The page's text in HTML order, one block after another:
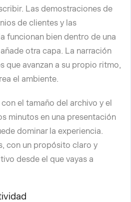
Las demostraciones de
de clientes y las
funcionan bien dentro de una
otra capa. La narración
que avanzan a su propio ritmo,
el ambiente.
el tamaño del archivo y el
minutos en una presentación
dominar la experiencia.
con un propósito claro y
desde el que vayas a